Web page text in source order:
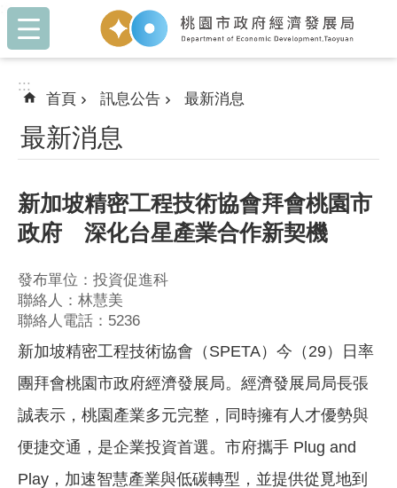
跳到主要內容區塊
:::
:::
首頁 訊息公告 最新消息
最新消息
新加坡精密工程技術協會拜會桃園市
政府 深化台星產業合作新契機
發布單位：投資促進科
聯絡人：林慧美
聯絡人電話：5236
新加坡精密工程技術協會（SPETA）今（29）日率
團拜會桃園市政府經濟發展局。經濟發展局局長張
誠表示，桃園產業多元完整，同時擁有人才優勢與
便捷交通，是企業投資首選。市府攜手 Plug and
Play，加速智慧產業與低碳轉型，並提供從覓地到